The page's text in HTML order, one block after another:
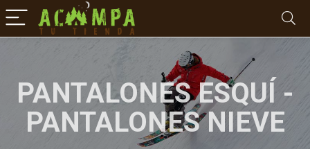
PANTALONES ESQUÍ -
PANTALONES NIEVE